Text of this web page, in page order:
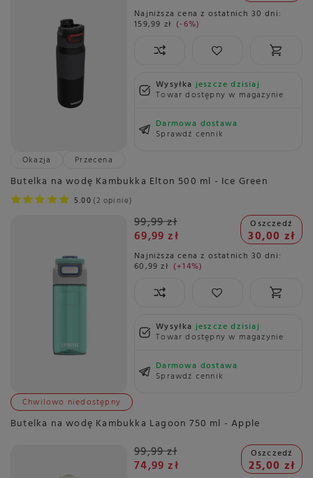
Najniższa cena z ostatnich 30 dni:
159,99 zł -6%
Wysyłkajeszcze dzisiaj
Towar dostępny w magazynie
Darmowa dostawa
Sprawdź cennik
Okazja
Przecena
Butelka na wodę Kambukka Elton 500 ml - Ice Green
5.00 2 opinie
99,99 zł
69,99 zł
Oszczedź
30,00 zł
Najniższa cena z ostatnich 30 dni:
60,99 zł +14%
Wysyłkajeszcze dzisiaj
Towar dostępny w magazynie
Darmowa dostawa
Sprawdź cennik
Chwilowo niedostępny
Butelka na wodę Kambukka Lagoon 750 ml - Apple
99,99 zł
74,99 zł
Oszczedź
25,00 zł